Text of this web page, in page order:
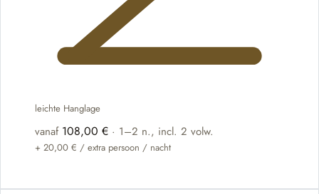
leichte Hanglage
vanaf 108,00 € · 1–2 n., incl. 2 volw.
+ 20,00 € / extra persoon / nacht